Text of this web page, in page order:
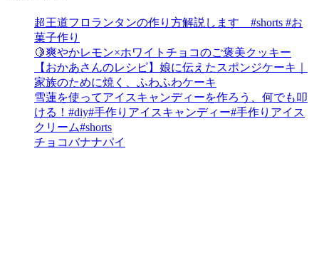
超王道フロランタンの作り方解説します #shorts #お
菓子作り
🍋爽やかレモン×ホワイトチョコのご褒美クッキー
【おかあさんのレシピ】娘に伝えたスポンジケーキ｜
家族のために焼く、ふわふわケーキ
雪蓮を使ってアイスキャンディーを作ろう、何でも叩
ける！#diy#手作りアイスキャンディー#手作りアイス
クリーム#shorts
チョコバナナパイ